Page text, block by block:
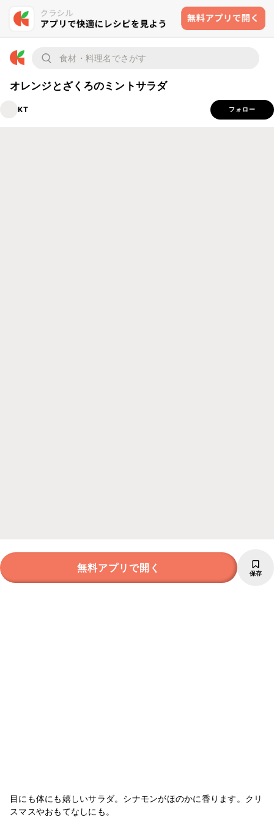
オレンジとざくろのミントサラダ
KT フォロー
無料アプリで開く 保存
目にも体にも嬉しいサラダ。シナモンがほのかに香ります。クリ
スマスやおもてなしにも。